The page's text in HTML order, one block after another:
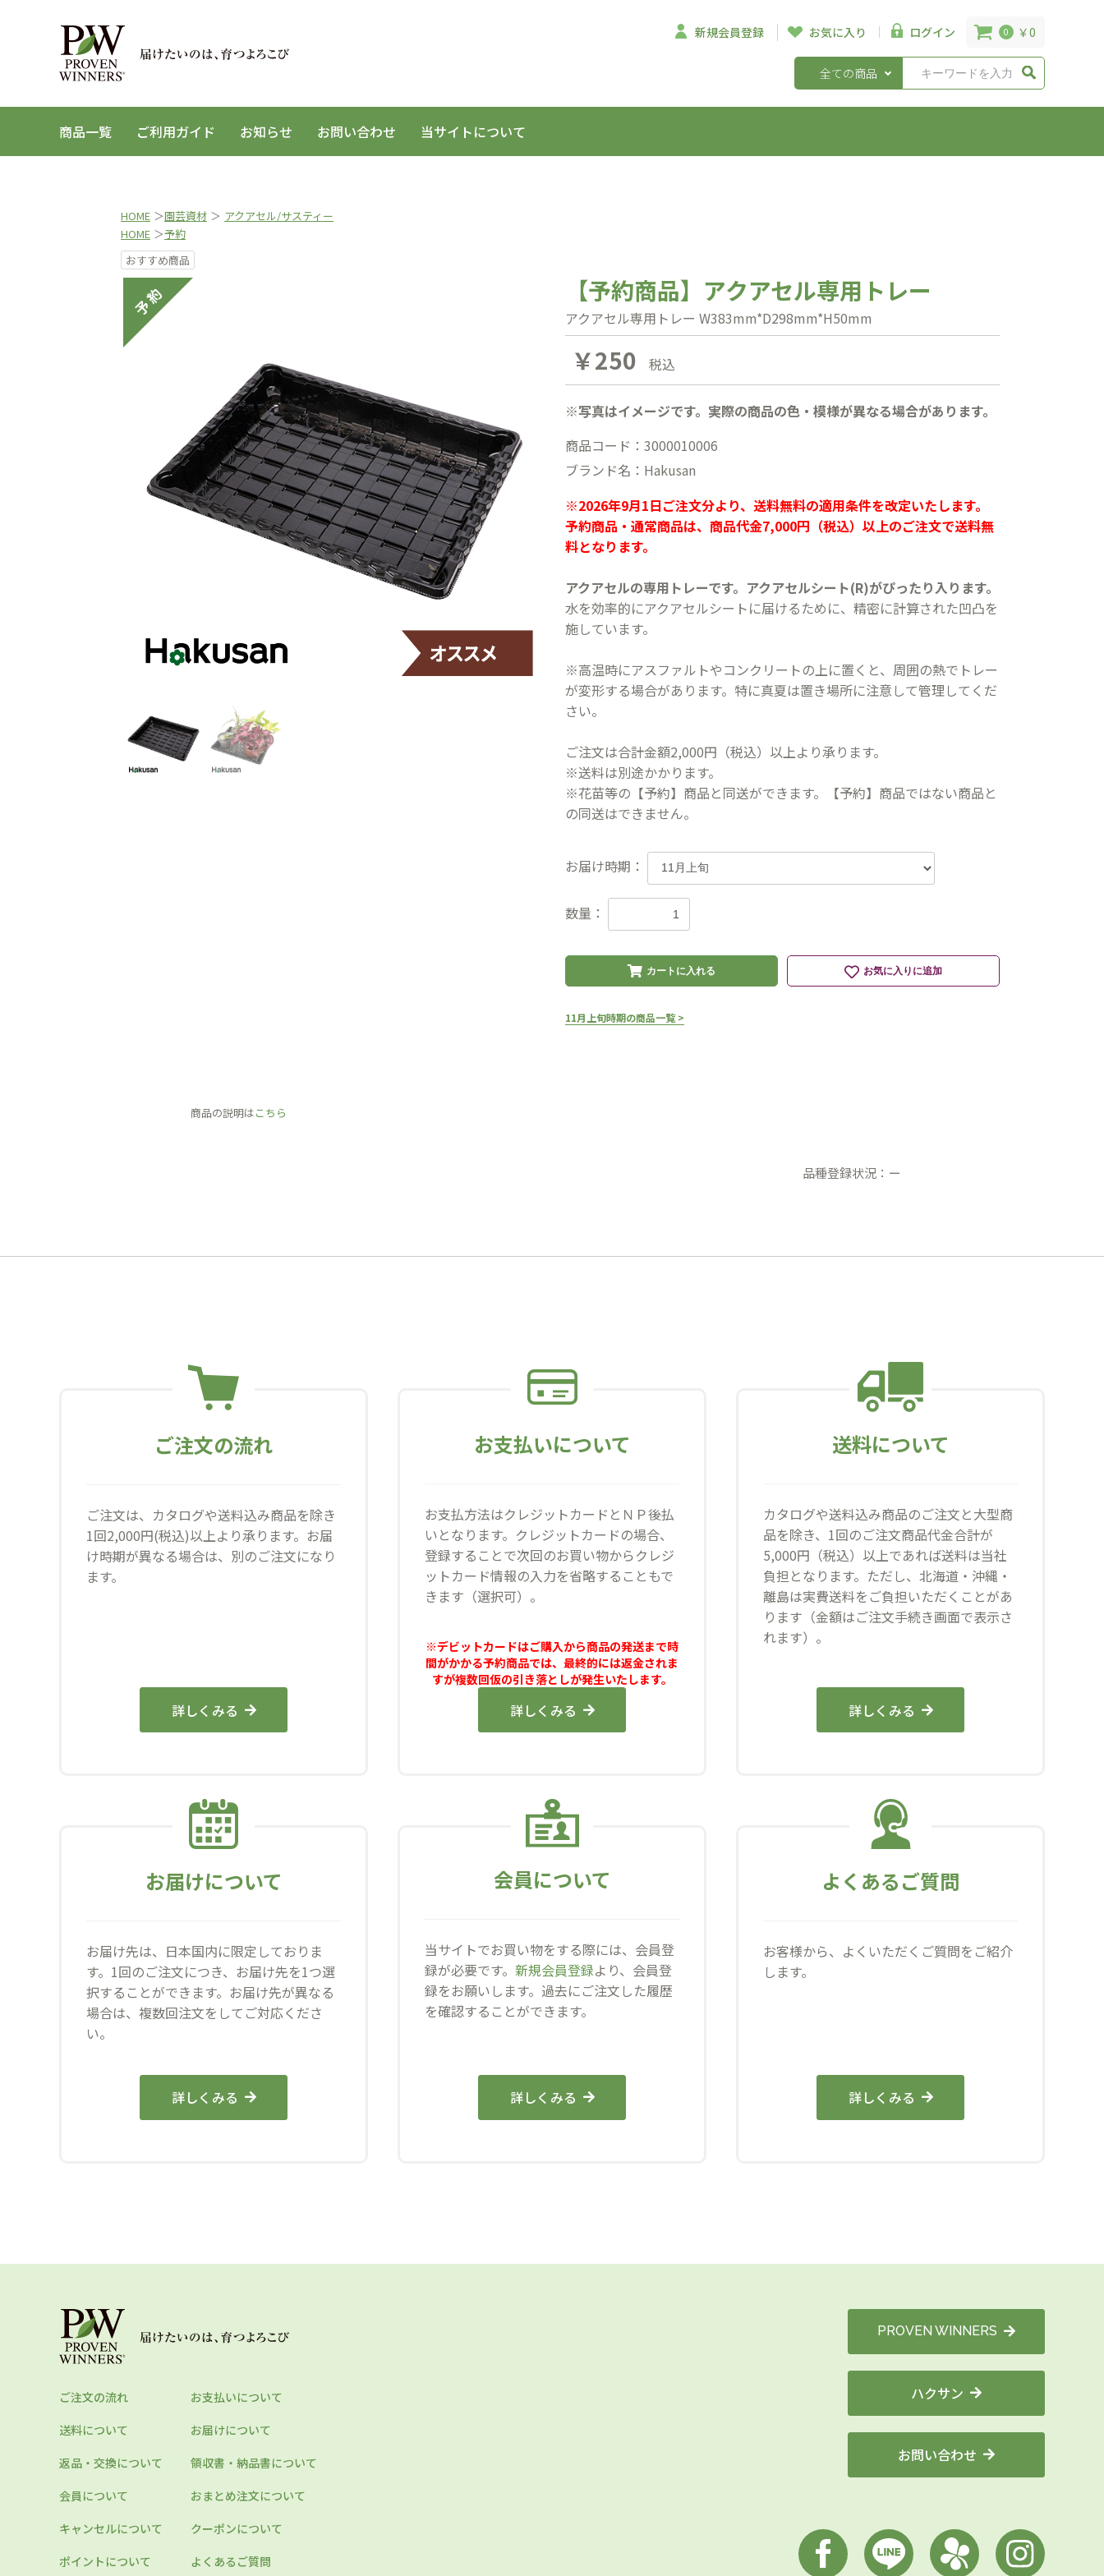
新規会員登録 お気に入り ログイン 0 ￥0
全ての商品
商品一覧 ご利用ガイド お知らせ お問い合わせ 当サイトについて
HOME ＞園芸資材 ＞ アクアセル/サスティー
HOME ＞予約
おすすめ商品
【予約商品】アクアセル専用トレー
アクアセル専用トレー W383mm*D298mm*H50mm
￥250 税込
※写真はイメージです。実際の商品の色・模様が異なる場合があります。
商品コード：3000010006
ブランド名：Hakusan
※2026年9月1日ご注文分より、送料無料の適用条件を改定いたします。
予約商品・通常商品は、商品代金7,000円（税込）以上のご注文で送料無
料となります。
アクアセルの専用トレーです。アクアセルシート(R)がぴったり入ります。
水を効率的にアクアセルシートに届けるために、精密に計算された凹凸を
施しています。
※高温時にアスファルトやコンクリートの上に置くと、周囲の熱でトレー
が変形する場合があります。特に真夏は置き場所に注意して管理してくだ
さい。
ご注文は合計金額2,000円（税込）以上より承ります。
※送料は別途かかります。
※花苗等の【予約】商品と同送ができます。【予約】商品ではない商品と
の同送はできません。
お届け時期：
数量：
カートに入れる お気に入りに追加
11月上旬時期の商品一覧 >
商品の説明はこちら
品種登録状況：ー
ご注文の流れ
ご注文は、カタログや送料込み商品を除き
1回2,000円(税込)以上より承ります。お届
け時期が異なる場合は、別のご注文になり
ます。
詳しくみる
お支払いについて
お支払方法はクレジットカードとＮＰ後払
いとなります。クレジットカードの場合、
登録することで次回のお買い物からクレジ
ットカード情報の入力を省略することもで
きます（選択可）。
※デビットカードはご購入から商品の発送まで時
間がかかる予約商品では、最終的には返金されま
すが複数回仮の引き落としが発生いたします。
詳しくみる
送料について
カタログや送料込み商品のご注文と大型商
品を除き、1回のご注文商品代金合計が
5,000円（税込）以上であれば送料は当社
負担となります。ただし、北海道・沖縄・
離島は実費送料をご負担いただくことがあ
ります（金額はご注文手続き画面で表示さ
れます）。
詳しくみる
お届けについて
お届け先は、日本国内に限定しておりま
す。1回のご注文につき、お届け先を1つ選
択することができます。お届け先が異なる
場合は、複数回注文をしてご対応くださ
い。
詳しくみる
会員について
当サイトでお買い物をする際には、会員登
録が必要です。 新規会員登録より、会員登
録をお願いします。過去にご注文した履歴
を確認することができます。
詳しくみる
よくあるご質問
お客様から、よくいただくご質問をご紹介
します。
詳しくみる
ご注文の流れ
お支払いについて
送料について
お届けについて
返品・交換について
領収書・納品書について
会員について
おまとめ注文について
キャンセルについて
クーポンについて
ポイントについて
よくあるご質問
PROVEN WINNERS
ハクサン
お問い合わせ